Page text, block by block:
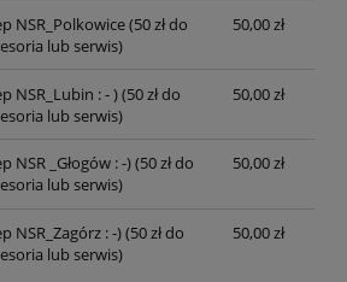
NSR_Polkowice(50 zł do
lub serwis)
50,00 zł
NSR_Lubin : - )(50 zł do
lub serwis)
50,00 zł
NSR _Głogów : -)(50 zł do
lub serwis)
50,00 zł
NSR_Zagórz : -)(50 zł do
lub serwis)
50,00 zł